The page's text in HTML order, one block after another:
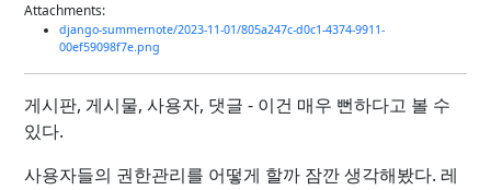
Attachments:
django-summernote/2023-11-01/805a247c-d0c1-4374-9911-
00ef59098f7e.png
게시판, 게시물, 사용자, 댓글 - 이건 매우 뻔하다고 볼 수
있다.
사용자들의 권한관리를 어떻게 할까 잠깐 생각해봤다. 레